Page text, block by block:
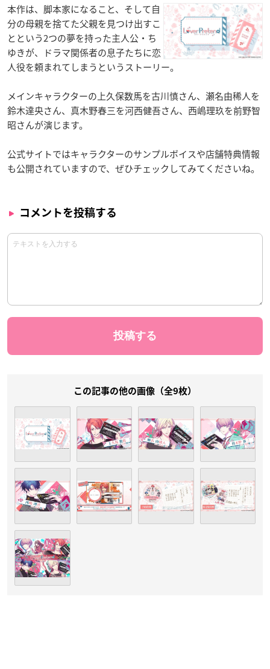
本作は、脚本家になること、そして自
分の母親を捨てた父親を見つけ出すこ
とという2つの夢を持った主人公・ち
ゆきが、ドラマ関係者の息子たちに恋
人役を頼まれてしまうというストーリー。
メインキャラクターの上久保数馬を古川慎さん、瀬名由稀人を
鈴木達央さん、真木野春三を河西健吾さん、西嶋理玖を前野智
昭さんが演じます。
公式サイトではキャラクターのサンプルボイスや店舗特典情報
も公開されていますので、ぜひチェックしてみてくださいね。
コメントを投稿する
この記事の他の画像（全9枚）